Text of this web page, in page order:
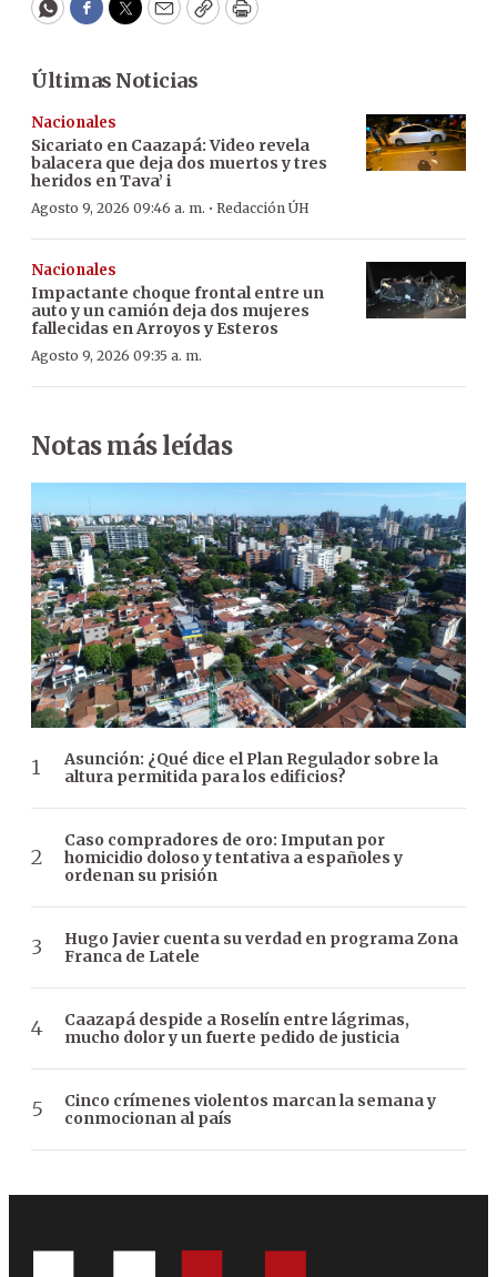
WhatsApp
Facebook
Twitter
EmailCopyPrint
Últimas Noticias
Nacionales
Sicariato en Caazapá: Video revela
balacera que deja dos muertos y tres
heridos en Tava’ i
Agosto 9, 2026 09:46 a. m. · Redacción ÚH
Nacionales
Impactante choque frontal entre un
auto y un camión deja dos mujeres
fallecidas en Arroyos y Esteros
Agosto 9, 2026 09:35 a. m.
Notas más leídas
Asunción: ¿Qué dice el Plan Regulador sobre la
altura permitida para los edificios?
Caso compradores de oro: Imputan por
homicidio doloso y tentativa a españoles y
ordenan su prisión
Hugo Javier cuenta su verdad en programa Zona
Franca de Latele
Caazapá despide a Roselín entre lágrimas,
mucho dolor y un fuerte pedido de justicia
Cinco crímenes violentos marcan la semana y
conmocionan al país